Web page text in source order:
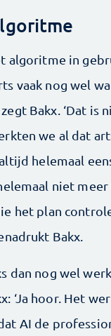
algoritme in
vaak nog wel
Bakx. ‘Dat is
we al dat
helemaal
niet meer
het plan
Bakx.
dan nog wel
‘Ja hoor. Het
AI de